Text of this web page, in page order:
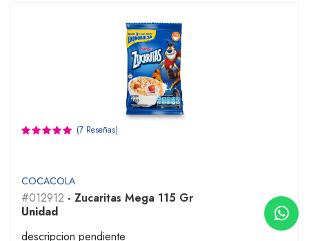
(7 Reseñas)
COCACOLA
#012912 - Zucaritas Mega 115 Gr
Unidad
descripcion pendiente